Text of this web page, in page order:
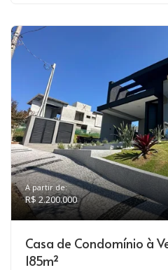
A partir de:
R$ 2.200.000
Casa de Condomínio à
185m²